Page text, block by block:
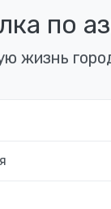
по
жизнь